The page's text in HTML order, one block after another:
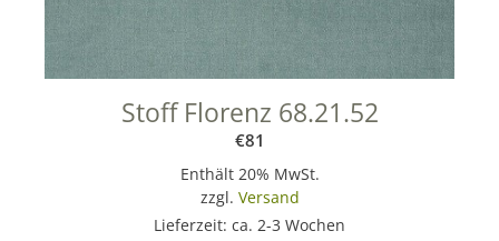
Stoff Florenz 68.21.52
€81
Enthält 20% MwSt.
zzgl. Versand
Lieferzeit: ca. 2-3 Wochen